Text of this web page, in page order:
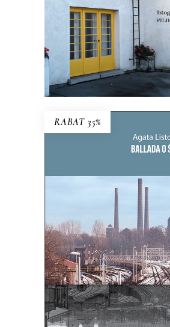
E-BOOK DO
KSIĄŻKA DO
RABAT 35%
BALLADA O
To, co zdecydowało o
Bytomia, jego bogactwie i
miało stać się jego
61.00zł 39.65
KSIĄŻKA DO